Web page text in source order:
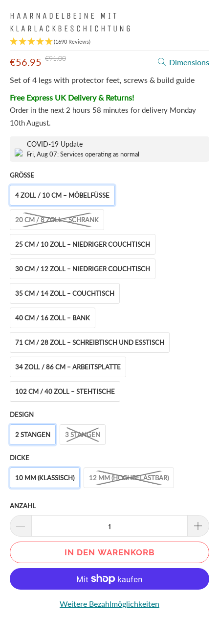
HAARNADELBEINE MIT
KLARLACKBESCHICHTUNG
(1690 Reviews)
Dimensions
€56.95 €91.00
Set of 4 legs with protector feet, screws & build guide
Free Express UK Delivery & Returns!
Order in the next 2 hours 58 minutes for delivery Monday
10th August.
COVID-19 Update
Fri, Aug 07: Services operating as normal
GRÖSSE
4 ZOLL / 10 CM – MÖBELFÜSSE
20 CM / 8 ZOLL – SCHRANK
25 CM / 10 ZOLL – NIEDRIGER COUCHTISCH
30 CM / 12 ZOLL – NIEDRIGER COUCHTISCH
35 CM / 14 ZOLL – COUCHTISCH
40 CM / 16 ZOLL – BANK
71 CM / 28 ZOLL – SCHREIBTISCH UND ESSTISCH
34 ZOLL / 86 CM – ARBEITSPLATTE
102 CM / 40 ZOLL – STEHTISCHE
DESIGN
2 STANGEN 3 STANGEN
DICKE
10 MM (KLASSISCH) 12 MM (HOCHBELASTBAR)
ANZAHL
IN DEN WARENKORB
Weitere Bezahlmöglichkeiten